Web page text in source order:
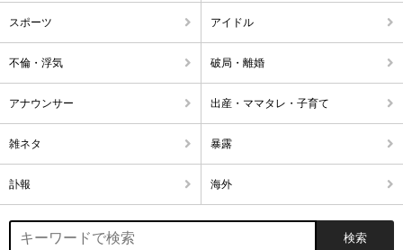
スポーツ アイドル
不倫・浮気 破局・離婚
アナウンサー 出産・ママタレ・子育て
雑ネタ 暴露
訃報 海外